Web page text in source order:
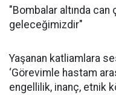
"Bombalar altında can
geleceğimizdir"
Yaşanan katliamlara
‘Görevimle hastam
engellilik, inanç, etnik